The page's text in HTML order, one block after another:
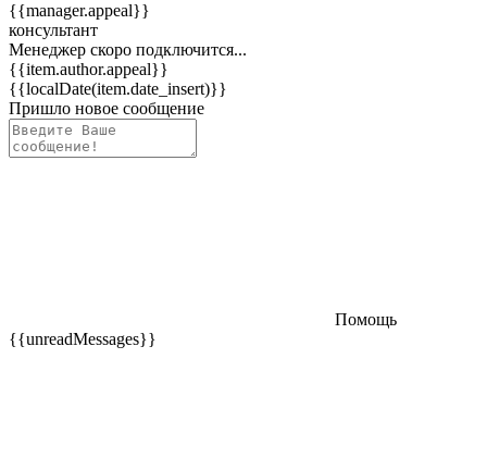
{{manager.appeal}}
консультант
Менеджер скоро подключится...
{{item.author.appeal}}
{{localDate(item.date_insert)}}
Пришло новое сообщение
Помощь
{{unreadMessages}}